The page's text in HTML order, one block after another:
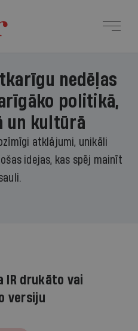
nedēļas
politikā,
un kultūrā
atklājumi, unikāli
idejas, kas spēj mainīt
IR drukāto vai
versiju